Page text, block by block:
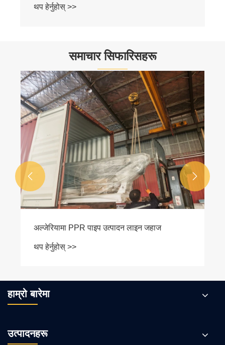
थप हेर्नुहोस् >>
समाचार सिफारिसहरू
अल्जेरियामा PPR पाइप उत्पादन लाइन जहाज
थप हेर्नुहोस् >>
 
हाम्रो बारेमा
उत्पादनहरू